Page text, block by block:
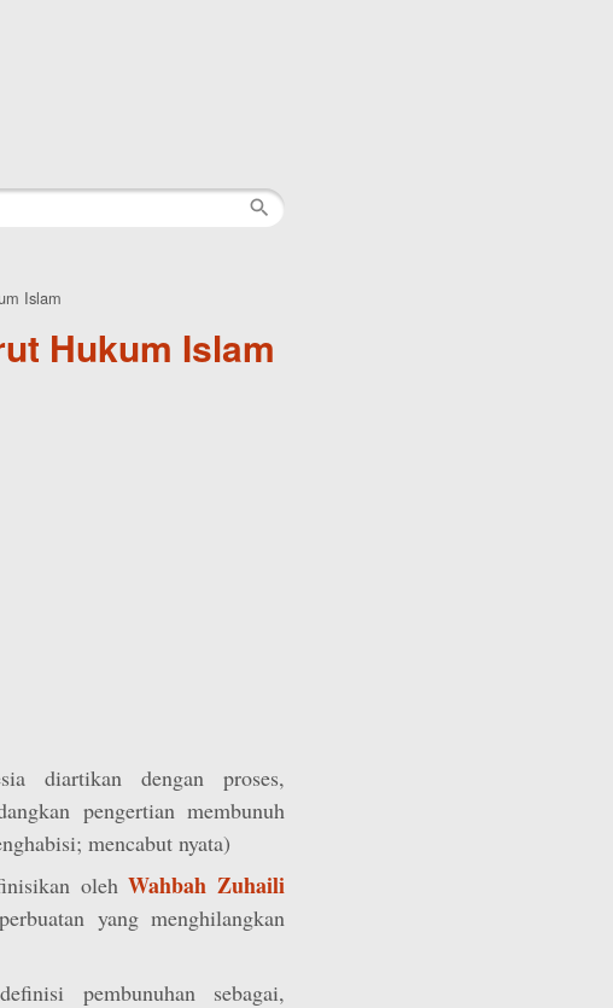
Islam
Hukum Islam
diartikan dengan proses,
pengertian membunuh
mencabut nyata)
olehWahbah Zuhaili
yang menghilangkan
pembunuhan sebagai,